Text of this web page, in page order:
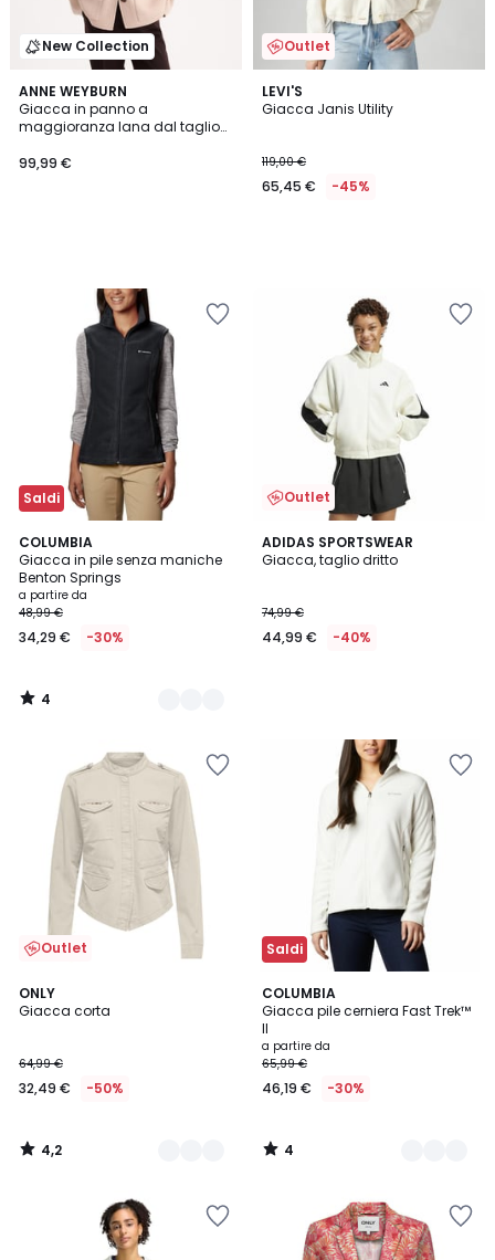
New Collection
ANNE WEYBURN
Giacca in panno a
maggioranza lana dal taglio
99,99 €
Outlet
LEVI'S
Giacca Janis Utility
119,00 €
65,45 € -45%
Saldi
COLUMBIA
Giacca in pile senza maniche
Benton Springs
a partire da
48,99 €
34,29 € -30%
4
/
5
2
Colori
4
/
Outlet
ADIDAS SPORTSWEAR
Giacca, taglio dritto
74,99 €
44,99 € -40%
Outlet
ONLY
Giacca corta
64,99 €
32,49 € -50%
4,2
/ 5
2
Colori
4,2
/
Saldi
COLUMBIA
Giacca pile cerniera Fast Trek™
II
a partire da
65,99 €
46,19 € -30%
4
/
3
Colori
4
/